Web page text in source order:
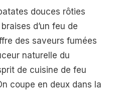
douces rôties
d’un feu de
des saveurs fumées
naturelle du
de cuisine de feu
coupe en deux dans la